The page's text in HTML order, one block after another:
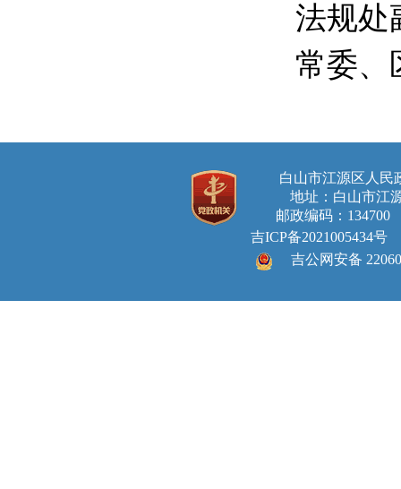
法规处
常委、
白山市江源区人
地址：白山市江
邮政编码：134700
吉ICP备2021005434号
吉公网安备